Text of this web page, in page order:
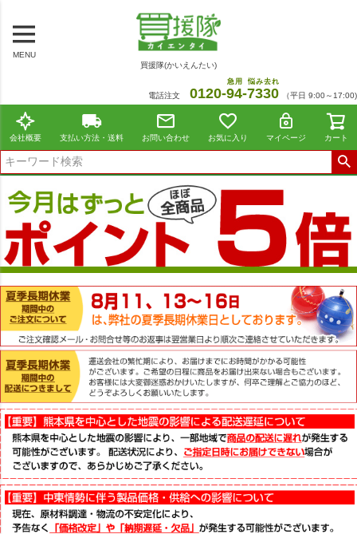
MENU
買援隊(かいえんたい)
電話注文 0120-94
急用
-7330
悩み去れ
（平日 9:00～17:00)
会社概要 支払い方法・送料 お問い合わせ お気に入り マイページ カート